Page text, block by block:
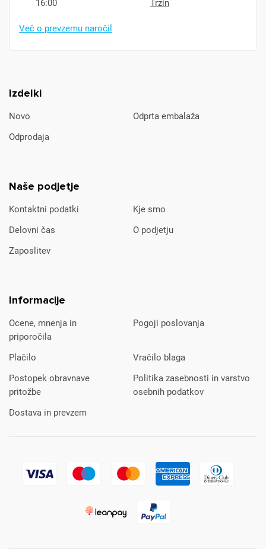
Izdelki
Novo
Odprta embalaža
Odprodaja
Naše podjetje
Kontaktni podatki
Kje smo
Delovni čas
O podjetju
Zaposlitev
Informacije
Ocene, mnenja in
priporočila
Pogoji poslovanja
Plačilo
Vračilo blaga
Postopek obravnave
pritožbe
Politika zasebnosti in varstvo
osebnih podatkov
Dostava in prevzem
16:00
Trzin
Več o prevzemu naročil